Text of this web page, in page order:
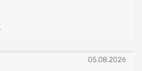
05.08.2026